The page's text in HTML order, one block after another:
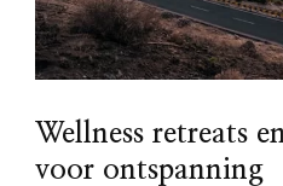
Wellness retreats
voor ontspanning